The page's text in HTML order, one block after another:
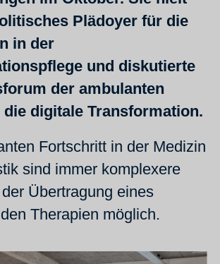
Plädoyer für die
in der
und diskutierte
der ambulanten
die digitale Transformation.
Fortschritt in der Medizin
sind immer komplexere
Übertragung eines
Therapien möglich.